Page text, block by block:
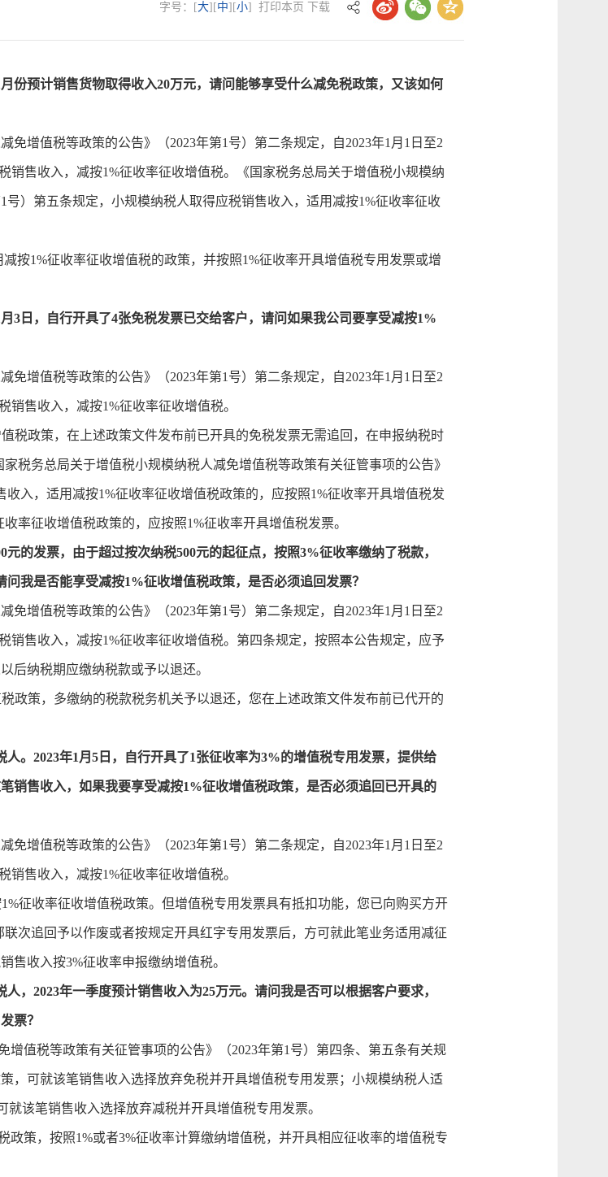
字号：[大][中][小] 打印本页 下载
份预计销售货物取得收入20万元，请问能够享受什么减免税政策，又该如何
免增值税等政策的公告》（2023年第1号）第二条规定，自2023年1月1日至2
销售收入，减按1%征收率征收增值税。《国家税务总局关于增值税小规模纳
）第五条规定，小规模纳税人取得应税销售收入，适用减按1%征收率征收
1%征收率征收增值税的政策，并按照1%征收率开具增值税专用发票或增
3日，自行开具了4张免税发票已交给客户，请问如果我公司要享受减按1%
免增值税等政策的公告》（2023年第1号）第二条规定，自2023年1月1日至2
销售收入，减按1%征收率征收增值税。
政策，在上述政策文件发布前已开具的免税发票无需追回，在申报纳税时
税务总局关于增值税小规模纳税人减免增值税等政策有关征管事项的公告》
收入，适用减按1%征收率征收增值税政策的，应按照1%征收率开具增值税发
率征收增值税政策的，应按照1%征收率开具增值税发票。
的发票，由于超过按次纳税500元的起征点，按照3%征收率缴纳了税款，
我是否能享受减按1%征收增值税政策，是否必须追回发票？
免增值税等政策的公告》（2023年第1号）第二条规定，自2023年1月1日至2
销售收入，减按1%征收率征收增值税。第四条规定，按照本公告规定，应予
后纳税期应缴纳税款或予以退还。
策，多缴纳的税款税务机关予以退还，您在上述政策文件发布前已代开的
。2023年1月5日，自行开具了1张征收率为3%的增值税专用发票，提供给
销售收入，如果我要享受减按1%征收增值税政策，是否必须追回已开具的
免增值税等政策的公告》（2023年第1号）第二条规定，自2023年1月1日至2
销售收入，减按1%征收率征收增值税。
征收率征收增值税政策。但增值税专用发票具有抵扣功能，您已向购买方开
次追回予以作废或者按规定开具红字专用发票后，方可就此笔业务适用减征
售收入按3%征收率申报缴纳增值税。
，2023年一季度预计销售收入为25万元。请问我是否可以根据客户要求，
票？
增值税等政策有关征管事项的公告》（2023年第1号）第四条、第五条有关规
，可就该笔销售收入选择放弃免税并开具增值税专用发票；小规模纳税人适
该笔销售收入选择放弃减税并开具增值税专用发票。
策，按照1%或者3%征收率计算缴纳增值税，并开具相应征收率的增值税专